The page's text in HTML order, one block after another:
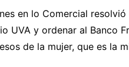
en lo Comercial
UVA y ordenar al Banco
de la mujer, que es la